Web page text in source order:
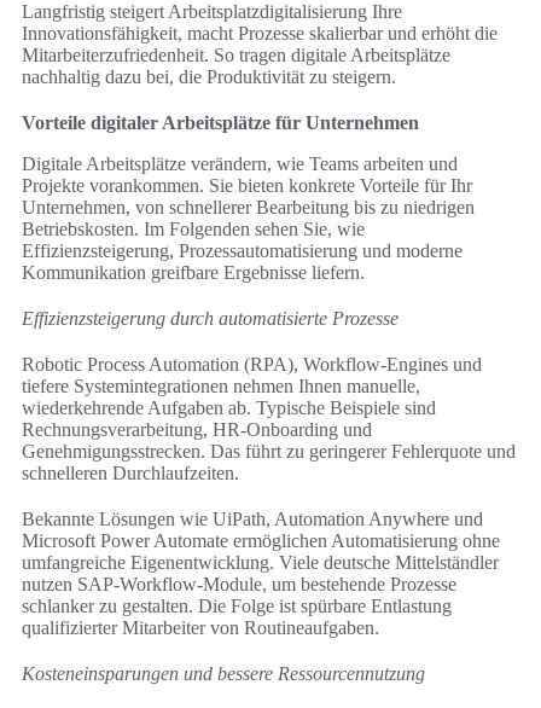
Langfristig steigert Arbeitsplatzdigitalisierung Ihre
Innovationsfähigkeit, macht Prozesse skalierbar und erhöht die
Mitarbeiterzufriedenheit. So tragen digitale Arbeitsplätze
nachhaltig dazu bei, die Produktivität zu steigern.
Vorteile digitaler Arbeitsplätze für Unternehmen
Digitale Arbeitsplätze verändern, wie Teams arbeiten und
Projekte vorankommen. Sie bieten konkrete Vorteile für Ihr
Unternehmen, von schnellerer Bearbeitung bis zu niedrigen
Betriebskosten. Im Folgenden sehen Sie, wie
Effizienzsteigerung, Prozessautomatisierung und moderne
Kommunikation greifbare Ergebnisse liefern.
Effizienzsteigerung durch automatisierte Prozesse
Robotic Process Automation (RPA), Workflow-Engines und
tiefere Systemintegrationen nehmen Ihnen manuelle,
wiederkehrende Aufgaben ab. Typische Beispiele sind
Rechnungsverarbeitung, HR-Onboarding und
Genehmigungsstrecken. Das führt zu geringerer Fehlerquote und
schnelleren Durchlaufzeiten.
Bekannte Lösungen wie UiPath, Automation Anywhere und
Microsoft Power Automate ermöglichen Automatisierung ohne
umfangreiche Eigenentwicklung. Viele deutsche Mittelständler
nutzen SAP-Workflow-Module, um bestehende Prozesse
schlanker zu gestalten. Die Folge ist spürbare Entlastung
qualifizierter Mitarbeiter von Routineaufgaben.
Kosteneinsparungen und bessere Ressourcennutzung